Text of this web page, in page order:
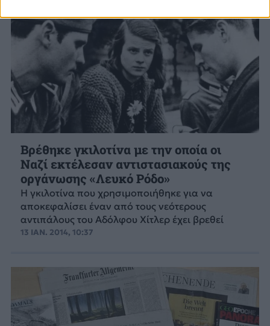
Βρέθηκε γκιλοτίνα με την οποία οι
Ναζί εκτέλεσαν αντιστασιακούς της
οργάνωσης «Λευκό Ρόδο»
Η γκιλοτίνα που χρησιμοποιήθηκε για να
αποκεφαλίσει έναν από τους νεότερους
αντιπάλους του Αδόλφου Χίτλερ έχει βρεθεί
13 ΙΑΝ. 2014, 10:37